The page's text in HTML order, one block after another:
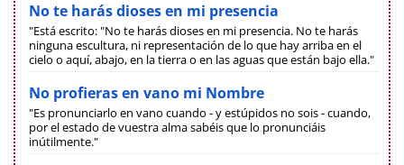
No te harás dioses en mi presencia
"Está escrito: "No te harás dioses en mi presencia. No te harás
ninguna escultura, ni representación de lo que hay arriba en el
cielo o aquí, abajo, en la tierra o en las aguas que están bajo ella."
No profieras en vano mi Nombre
"Es pronunciarlo en vano cuando - y estúpidos no sois - cuando,
por el estado de vuestra alma sabéis que lo pronunciáis
inútilmente."